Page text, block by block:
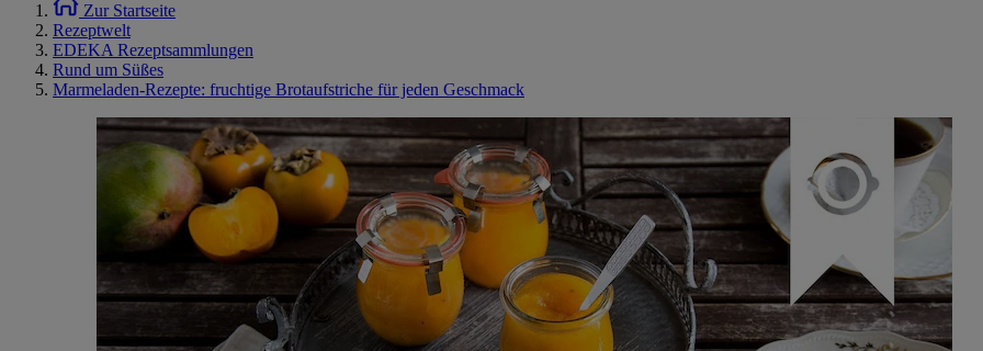
Zur Startseite
Rezeptwelt
EDEKA Rezeptsammlungen
Rund um Süßes
Marmeladen-Rezepte: fruchtige Brotaufstriche für jeden Geschmack